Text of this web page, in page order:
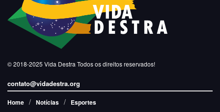
© 2018-2025 Vida Destra Todos os direitos reservados!
contato@vidadestra.org
Home Notícias Esportes